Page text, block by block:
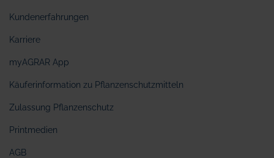
Kundenerfahrungen
Karriere
myAGRAR App
Käuferinformation zu Pflanzenschutzmitteln
Zulassung Pflanzenschutz
Printmedien
AGB